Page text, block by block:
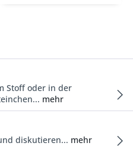
Stoff oder in der
mehr
diskutieren... mehr